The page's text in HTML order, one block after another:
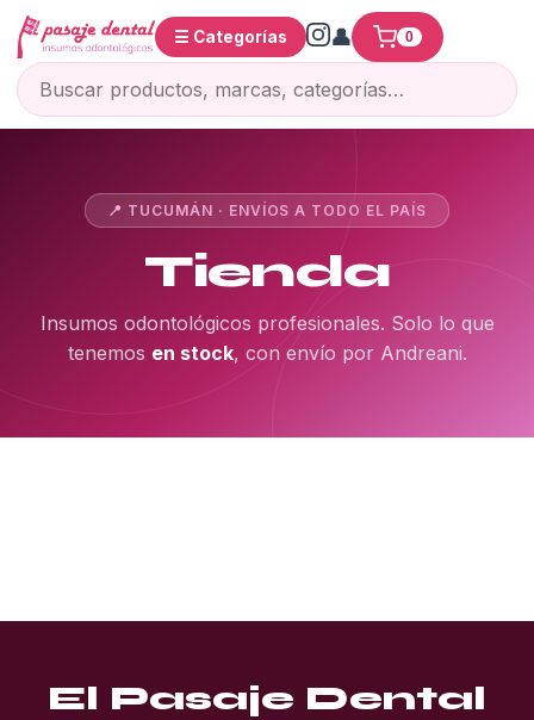
☰ Categorías 0
📍 TUCUMÁN · ENVÍOS A TODO EL PAÍS
Tienda
Insumos odontológicos profesionales. Solo lo que
tenemos en stock, con envío por Andreani.
El Pasaje Dental